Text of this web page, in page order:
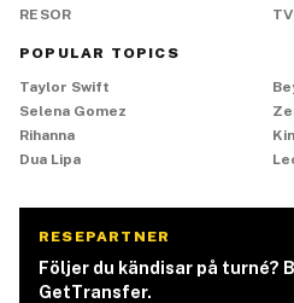
RESOR
TV
POPULAR TOPICS
Taylor Swift
Selena Gomez
Rihanna
Dua Lipa
RESEPARTNER
Följer du kändisar på turné?
GetTransfer.